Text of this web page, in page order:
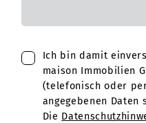
Ich bin damit
maison Immobilien
(telefonisch oder
angegebenen Daten
Die